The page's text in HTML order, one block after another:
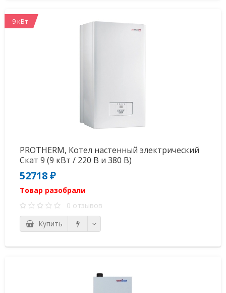
9 кВт
PROTHERM, Котел настенный электрический
Скат 9 (9 кВт / 220 В и 380 В)
52718 ₽
Товар разобрали
0 отзывов
Купить